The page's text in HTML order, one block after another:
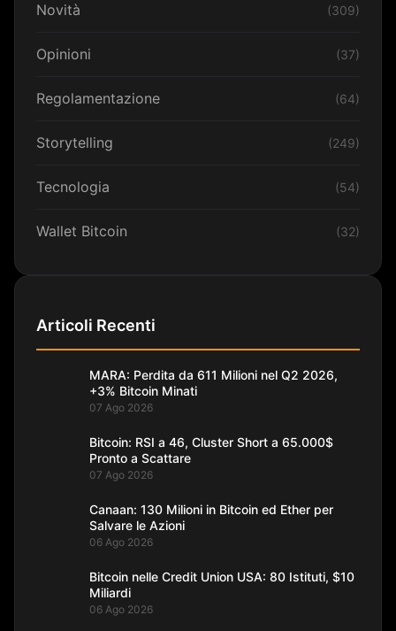
Novità (309)
Opinioni (37)
Regolamentazione (64)
Storytelling (249)
Tecnologia (54)
Wallet Bitcoin (32)
Articoli Recenti
MARA: Perdita da 611 Milioni nel Q2 2026,
+3% Bitcoin Minati
07 Ago 2026
Bitcoin: RSI a 46, Cluster Short a 65.000$
Pronto a Scattare
07 Ago 2026
Canaan: 130 Milioni in Bitcoin ed Ether per
Salvare le Azioni
06 Ago 2026
Bitcoin nelle Credit Union USA: 80 Istituti, $10
Miliardi
06 Ago 2026